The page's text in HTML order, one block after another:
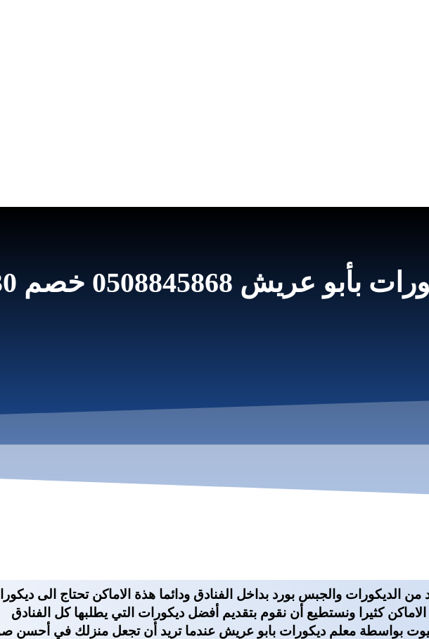
0508845868 خصم 30% – شركة الصفوة
من الديكورات والجبس بورد بداخل الفنادق ودائما هذة الاماكن تحتاج الى
كثيرا ونستطيع أن نقوم بتقديم أفضل ديكورات التي يطلبها كل الفنادق
بواسطة معلم ديكورات بابو عريش عندما تريد أن تجعل منزلك في أحسن